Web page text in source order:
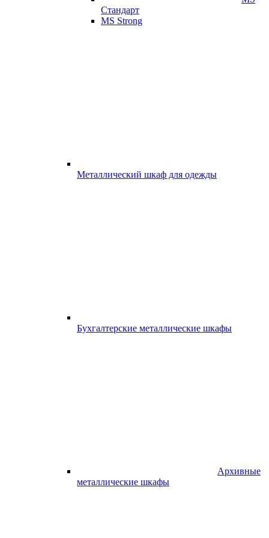
Стандарт
MS Strong
Металлический шкаф для одежды
Бухгалтерские металлические шкафы
Архивные
металлические шкафы